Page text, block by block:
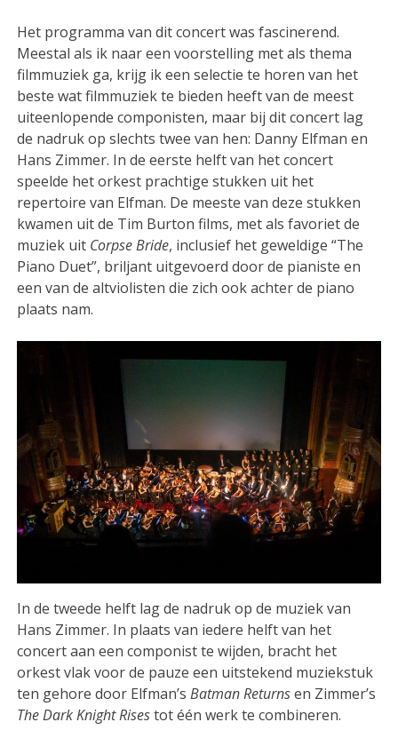
Het programma van dit concert was fascinerend.
Meestal als ik naar een voorstelling met als thema
filmmuziek ga, krijg ik een selectie te horen van het
beste wat filmmuziek te bieden heeft van de meest
uiteenlopende componisten, maar bij dit concert lag
de nadruk op slechts twee van hen: Danny Elfman en
Hans Zimmer. In de eerste helft van het concert
speelde het orkest prachtige stukken uit het
repertoire van Elfman. De meeste van deze stukken
kwamen uit de Tim Burton films, met als favoriet de
muziek uit Corpse Bride, inclusief het geweldige “The
Piano Duet”, briljant uitgevoerd door de pianiste en
een van de altviolisten die zich ook achter de piano
plaats nam.
In de tweede helft lag de nadruk op de muziek van
Hans Zimmer. In plaats van iedere helft van het
concert aan een componist te wijden, bracht het
orkest vlak voor de pauze een uitstekend muziekstuk
ten gehore door Elfman’sBatman Returnsen Zimmer’s
The Dark Knight Risestot één werk te combineren.